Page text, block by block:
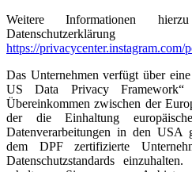
Weitere Informationen
https://privacycenter.instagram.com/
Das Unternehmen verfügt über
US Data Privacy
Übereinkommen zwischen der
der die Einhaltung
Datenverarbeitungen in den USA
dem DPF zertifizierte
Datenschutzstandards